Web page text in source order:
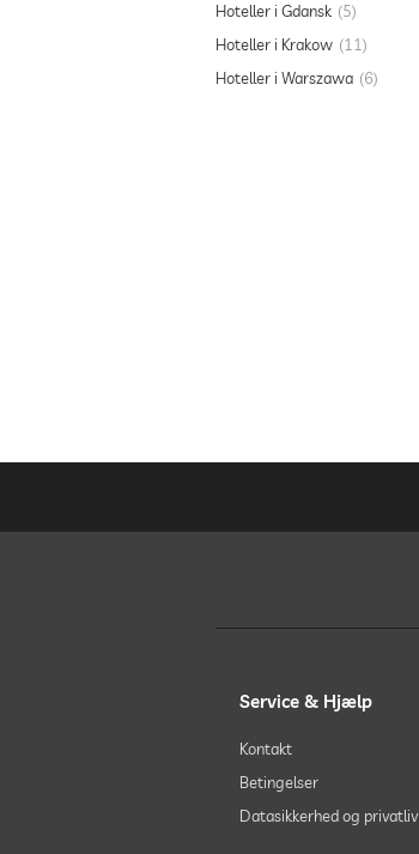
Hoteller i Gdansk
5
Hoteller i Krakow
11
Hoteller i Warszawa
6
Service & Hjælp
Kontakt
Betingelser
Datasikkerhed og privatliv